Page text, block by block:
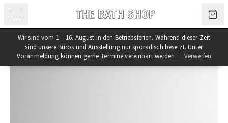
Wir sind vom 1. - 16. August in den Betriebsferien. Während dieser Zeit
sind unsere Büros und Ausstellung nur sporadisch besetzt. Unter
Voranmeldung können gerne Termine vereinbart werden.
Verwerfen